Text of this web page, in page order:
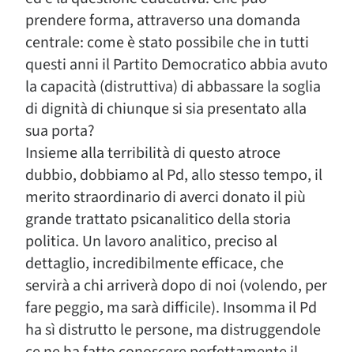
prendere forma, attraverso una domanda
centrale: come è stato possibile che in tutti
questi anni il Partito Democratico abbia avuto
la capacità (distruttiva) di abbassare la soglia
di dignità di chiunque si sia presentato alla
sua porta?
Insieme alla terribilità di questo atroce
dubbio, dobbiamo al Pd, allo stesso tempo, il
merito straordinario di averci donato il più
grande trattato psicanalitico della storia
politica. Un lavoro analitico, preciso al
dettaglio, incredibilmente efficace, che
servirà a chi arriverà dopo di noi (volendo, per
fare peggio, ma sarà difficile). Insomma il Pd
ha sì distrutto le persone, ma distruggendole